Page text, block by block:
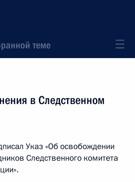
теме
в Следственном
Указ «Об освобождении
Следственного комитета